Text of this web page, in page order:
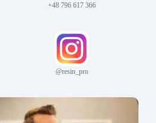
+48 796 617 366
@resin_pro